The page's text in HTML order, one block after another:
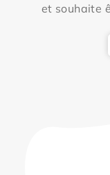
et souhaite